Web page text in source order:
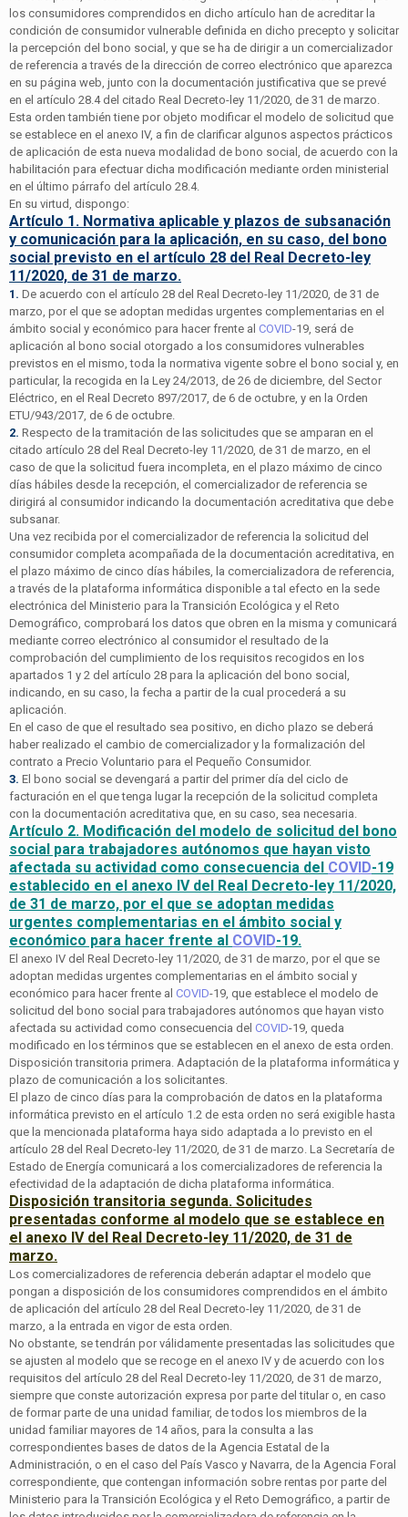
los consumidores comprendidos en dicho artículo han de acreditar la
condición de consumidor vulnerable definida en dicho precepto y solicitar
la percepción del bono social, y que se ha de dirigir a un comercializador
de referencia a través de la dirección de correo electrónico que aparezca
en su página web, junto con la documentación justificativa que se prevé
en el artículo 28.4 del citado Real Decreto-ley 11/2020, de 31 de marzo.
Esta orden también tiene por objeto modificar el modelo de solicitud que
se establece en el anexo IV, a fin de clarificar algunos aspectos prácticos
de aplicación de esta nueva modalidad de bono social, de acuerdo con la
habilitación para efectuar dicha modificación mediante orden ministerial
en el último párrafo del artículo 28.4.
En su virtud, dispongo:
Artículo 1. Normativa aplicable y plazos de subsanación
y comunicación para la aplicación, en su caso, del bono
social previsto en el artículo 28 del Real Decreto-ley
11/2020, de 31 de marzo.
1. De acuerdo con el artículo 28 del Real Decreto-ley 11/2020, de 31 de
marzo, por el que se adoptan medidas urgentes complementarias en el
ámbito social y económico para hacer frente al COVID-19, será de
aplicación al bono social otorgado a los consumidores vulnerables
previstos en el mismo, toda la normativa vigente sobre el bono social y, en
particular, la recogida en la Ley 24/2013, de 26 de diciembre, del Sector
Eléctrico, en el Real Decreto 897/2017, de 6 de octubre, y en la Orden
ETU/943/2017, de 6 de octubre.
2. Respecto de la tramitación de las solicitudes que se amparan en el
citado artículo 28 del Real Decreto-ley 11/2020, de 31 de marzo, en el
caso de que la solicitud fuera incompleta, en el plazo máximo de cinco
días hábiles desde la recepción, el comercializador de referencia se
dirigirá al consumidor indicando la documentación acreditativa que debe
subsanar.
Una vez recibida por el comercializador de referencia la solicitud del
consumidor completa acompañada de la documentación acreditativa, en
el plazo máximo de cinco días hábiles, la comercializadora de referencia,
a través de la plataforma informática disponible a tal efecto en la sede
electrónica del Ministerio para la Transición Ecológica y el Reto
Demográfico, comprobará los datos que obren en la misma y comunicará
mediante correo electrónico al consumidor el resultado de la
comprobación del cumplimiento de los requisitos recogidos en los
apartados 1 y 2 del artículo 28 para la aplicación del bono social,
indicando, en su caso, la fecha a partir de la cual procederá a su
aplicación.
En el caso de que el resultado sea positivo, en dicho plazo se deberá
haber realizado el cambio de comercializador y la formalización del
contrato a Precio Voluntario para el Pequeño Consumidor.
3. El bono social se devengará a partir del primer día del ciclo de
facturación en el que tenga lugar la recepción de la solicitud completa
con la documentación acreditativa que, en su caso, sea necesaria.
Artículo 2. Modificación del modelo de solicitud del bono
social para trabajadores autónomos que hayan visto
afectada su actividad como consecuencia del COVID-19
establecido en el anexo IV del Real Decreto-ley 11/2020,
de 31 de marzo, por el que se adoptan medidas
urgentes complementarias en el ámbito social y
económico para hacer frente al COVID-19.
El anexo IV del Real Decreto-ley 11/2020, de 31 de marzo, por el que se
adoptan medidas urgentes complementarias en el ámbito social y
económico para hacer frente al COVID-19, que establece el modelo de
solicitud del bono social para trabajadores autónomos que hayan visto
afectada su actividad como consecuencia del COVID-19, queda
modificado en los términos que se establecen en el anexo de esta orden.
Disposición transitoria primera. Adaptación de la plataforma informática y
plazo de comunicación a los solicitantes.
El plazo de cinco días para la comprobación de datos en la plataforma
informática previsto en el artículo 1.2 de esta orden no será exigible hasta
que la mencionada plataforma haya sido adaptada a lo previsto en el
artículo 28 del Real Decreto-ley 11/2020, de 31 de marzo. La Secretaría de
Estado de Energía comunicará a los comercializadores de referencia la
efectividad de la adaptación de dicha plataforma informática.
Disposición transitoria segunda. Solicitudes
presentadas conforme al modelo que se establece en
el anexo IV del Real Decreto-ley 11/2020, de 31 de
marzo.
Los comercializadores de referencia deberán adaptar el modelo que
pongan a disposición de los consumidores comprendidos en el ámbito
de aplicación del artículo 28 del Real Decreto-ley 11/2020, de 31 de
marzo, a la entrada en vigor de esta orden.
No obstante, se tendrán por válidamente presentadas las solicitudes que
se ajusten al modelo que se recoge en el anexo IV y de acuerdo con los
requisitos del artículo 28 del Real Decreto-ley 11/2020, de 31 de marzo,
siempre que conste autorización expresa por parte del titular o, en caso
de formar parte de una unidad familiar, de todos los miembros de la
unidad familiar mayores de 14 años, para la consulta a las
correspondientes bases de datos de la Agencia Estatal de la
Administración, o en el caso del País Vasco y Navarra, de la Agencia Foral
correspondiente, que contengan información sobre rentas por parte del
Ministerio para la Transición Ecológica y el Reto Demográfico, a partir de